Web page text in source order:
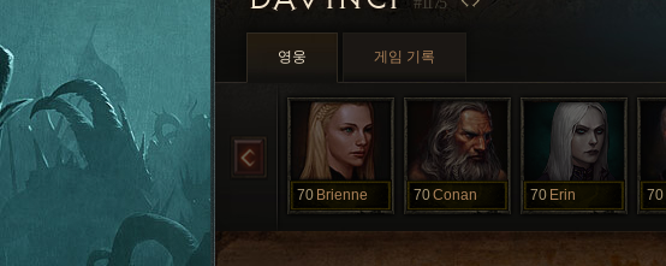
영웅 게임 기록
70 Brienne 70Conan 70 Erin 70